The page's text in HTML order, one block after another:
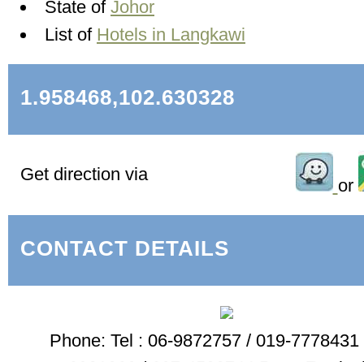
State of Johor
List of Hotels in Langkawi
1.958468,102.630328
Get direction via
or
CONTACT DETAILS
Phone: Tel : 06-9872757 / 019-7778431